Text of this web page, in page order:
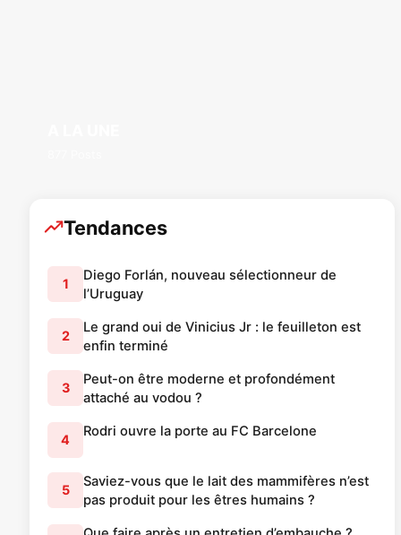
Tendances
1
Diego Forlán, nouveau sélectionneur de
l’Uruguay
2
Le grand oui de Vinicius Jr : le feuilleton est
enfin terminé
3
Peut-on être moderne et profondément
attaché au vodou ?
4
Rodri ouvre la porte au FC Barcelone
5
Saviez-vous que le lait des mammifères n’est
pas produit pour les êtres humains ?